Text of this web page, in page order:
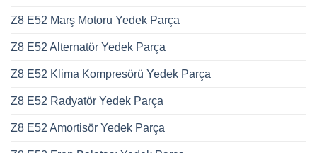
Z8 E52 Marş Motoru Yedek Parça
Z8 E52 Alternatör Yedek Parça
Z8 E52 Klima Kompresörü Yedek Parça
Z8 E52 Radyatör Yedek Parça
Z8 E52 Amortisör Yedek Parça